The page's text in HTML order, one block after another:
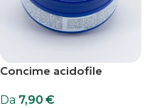
Concime acidofile
Da 7,90 €